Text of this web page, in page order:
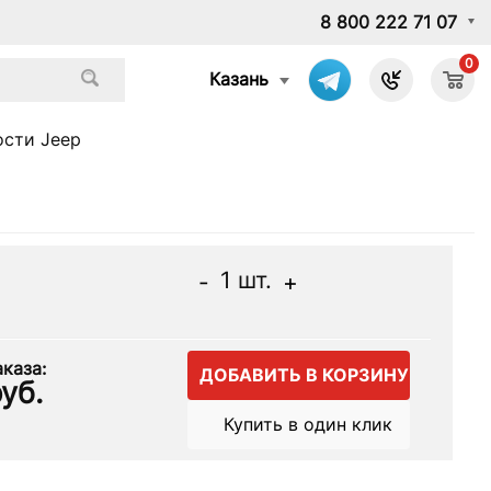
8 800 222 71 07
Казань
0
Jeep
- 1 шт. +
ДОБАВИТЬ В КОРЗИНУ
Купить в один клик